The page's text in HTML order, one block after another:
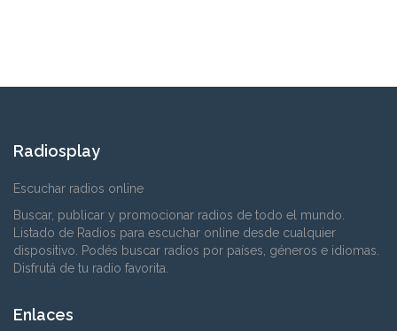
Radiosplay
Escuchar radios online
Buscar, publicar y promocionar radios de todo el mundo.
Listado de Radios para escuchar online desde cualquier
dispositivo. Podés buscar radios por países, géneros e idiomas.
Disfrutá de tu radio favorita.
Enlaces